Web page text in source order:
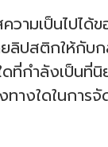
ามเป็นไปไ
ปสติกให้กับ
ที่กำลังเป็น
างใดในการ